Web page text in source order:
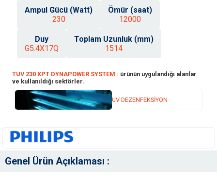
Ampul Gücü (Watt)
230
Ömür (saat)
12000
Duy
G5.4X17Q
Toplam Uzunluk (mm)
1514
TUV 230 XPT DYNAPOWER SYSTEM : ürünün uygulandığı alanlar
ve kullanıldığı sektörler.
UV DEZENFEKSİYON
Genel Ürün Açıklaması :